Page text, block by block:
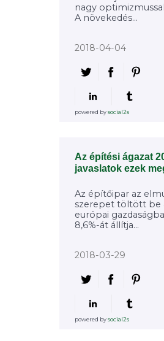
nagy
A növekedés...
2018-04-04
powered bysocial2s
Az építési ágazat
javaslatok ezek
Az építőipar az
szerepet töltött be
európai
8,6%-át állítja...
2018-03-29
powered bysocial2s